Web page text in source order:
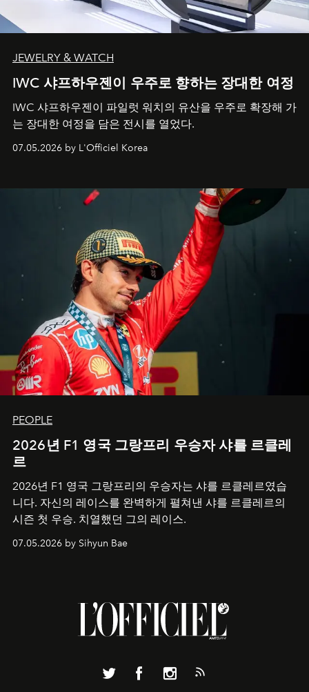
JEWELRY & WATCH
IWC 샤프하우젠이 우주로 향하는 장대한 여정
IWC 샤프하우젠이 파일럿 워치의 유산을 우주로 확장해 가
는 장대한 여정을 담은 전시를 열었다.
07.05.2026 by L'Officiel Korea
PEOPLE
2026년 F1 영국 그랑프리 우승자 샤를 르클레
르
2026년 F1 영국 그랑프리의 우승자는 샤를 르클레르였습
니다. 자신의 레이스를 완벽하게 펼쳐낸 샤를 르클레르의
시즌 첫 우승. 치열했던 그의 레이스.
07.05.2026 by Sihyun Bae